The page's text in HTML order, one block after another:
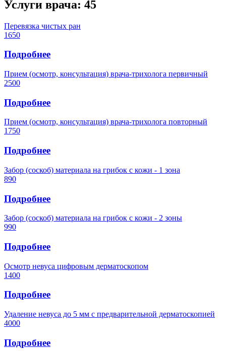
Услуги врача: 45
Перевязка чистых ран
1650
Подробнее
Прием (осмотр, консультация) врача-трихолога первичный
2500
Подробнее
Прием (осмотр, консультация) врача-трихолога повторный
1750
Подробнее
Забор (соскоб) материала на грибок с кожи - 1 зона
890
Подробнее
Забор (соскоб) материала на грибок с кожи - 2 зоны
990
Подробнее
Осмотр невуса цифровым дерматоскопом
1400
Подробнее
Удаление невуса до 5 мм с предварительной дерматоскопией
4000
Подробнее